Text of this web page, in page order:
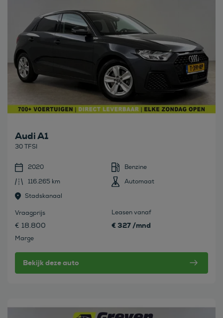
Audi A1
30 TFSI
2020
Benzine
116.265 km
Automaat
Stadskanaal
Vraagprijs
€ 18.800
Marge
Leasen vanaf
€ 327 /mnd
Bekijk deze auto
Bekijk deze auto